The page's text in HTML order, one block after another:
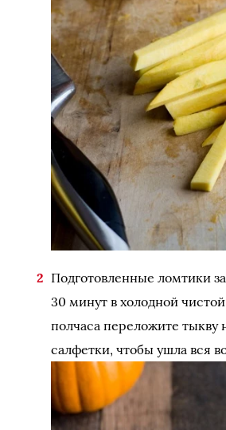
Подготовленные ломтики
30 минут в холодной
полчаса переложите тыкву
салфетки, чтобы ушла вся